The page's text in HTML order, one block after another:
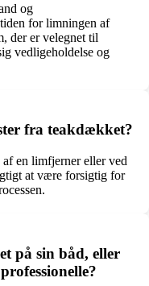
og
for limningen af
der er velegnet til
vedligeholdelse og
fra teakdækket?
en limfjerner eller ved
at være forsigtig for
på sin båd, eller